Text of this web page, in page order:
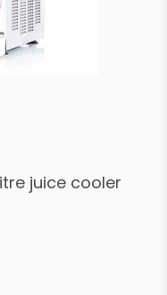
juice cooler